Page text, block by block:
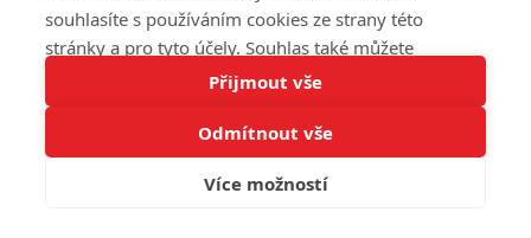
Tato stránka používá soubory cookies.
Rozumím
souhlasíte s používáním cookies ze strany této
stránky a pro tyto účely. Souhlas také můžete
odmítnout, ale v takovém případě vám na stránce
nebudou k dispozici některé personalizované funkce.
Vaše volby souhlasu se budou vztahovat pouze na
tuto webovou stránku. Vaše nastavení a odvolání
souhlasu můžete kdykoli změnit na stránce s
Přijmout vše
Odmítnout vše
Více možností